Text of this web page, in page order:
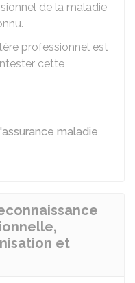
de la maladie
professionnel est
cette
maladie
et